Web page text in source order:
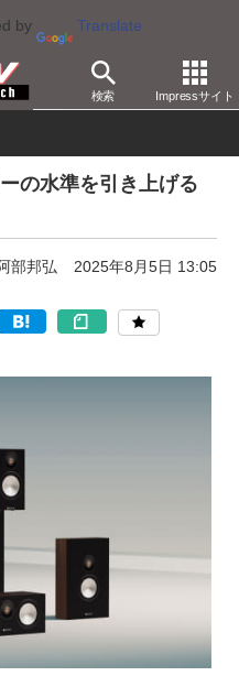
by Translate
検索 Impressサイト
カー
の水準を引き上げる
部邦弘 2025年8月5日 13:05